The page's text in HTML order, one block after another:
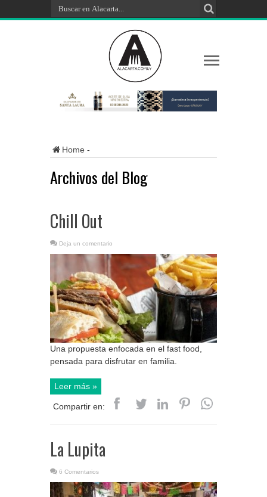
Home -
Archivos del Blog
Chill Out
Deja un comentario
Una propuesta enfocada en el fast food,
pensada para disfrutar en familia.
Leer más »
Compartir en:
La Lupita
6 Comentarios